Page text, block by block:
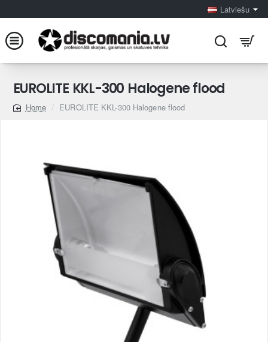
Latviešu
EUROLITE KKL-300 Halogene flood
home
EUROLITE KKL-300 Halogene flood